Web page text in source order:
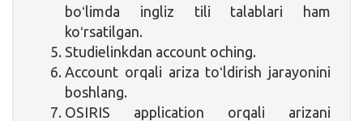
boʻlimda ingliz tili talablari ham
koʻrsatilgan.
Studielinkdan account oching.
Account orqali ariza toʻldirish jarayonini
boshlang.
OSIRIS application orqali arizani